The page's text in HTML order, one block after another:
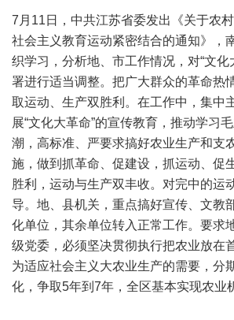
7月11日，中共江苏省委发出《关于农
社会主义教育运动紧密结合的通知》，
织学习，分析地、市工作情况，对“文化
署进行适当调整。把广大群众的革命热
取运动、生产双胜利。在工作中，集中
展“文化大革命”的宣传教育，推动学习
潮，高标准、严要求搞好农业生产和支
施，做到抓革命、促建设，抓运动、促
胜利，运动与生产双丰收。对完中的运
导。地、县机关，重点搞好宣传、文教
化单位，其余单位转入正常工作。要求
级党委，必须坚决贯彻执行把农业放在
为适应社会主义大农业生产的需要，分
化，争取5年到7年，全区基本实现农业